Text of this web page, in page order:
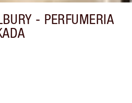
- PERFUMERIA